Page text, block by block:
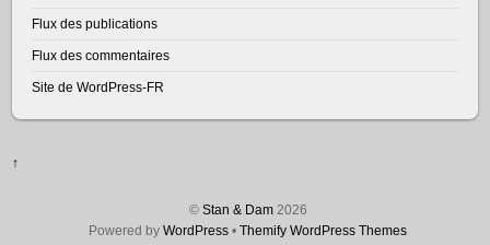
Flux des publications
Flux des commentaires
Site de WordPress-FR
↑
© Stan & Dam2026
Powered by WordPress • Themify WordPress Themes